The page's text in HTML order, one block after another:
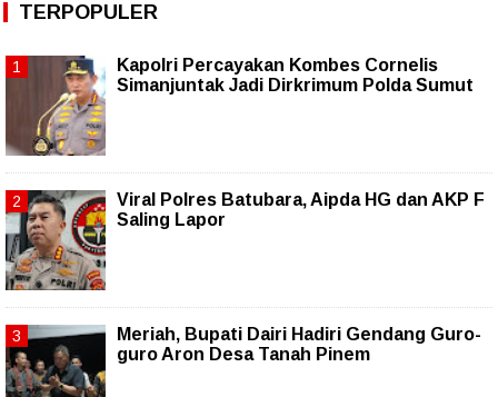
TERPOPULER
Kapolri Percayakan Kombes Cornelis
Simanjuntak Jadi Dirkrimum Polda Sumut
Viral Polres Batubara, Aipda HG dan AKP F
Saling Lapor
Meriah, Bupati Dairi Hadiri Gendang Guro-
guro Aron Desa Tanah Pinem